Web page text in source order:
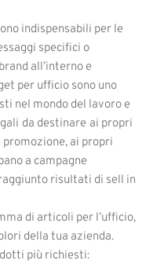
indispensabili per le
specifici o
all’interno e
per ufficio sono uno
nel mondo del lavoro e
da destinare ai propri
ai propri
a campagne
risultati di sell in
di articoli per l’ufficio,
della tua azienda.
più richiesti: